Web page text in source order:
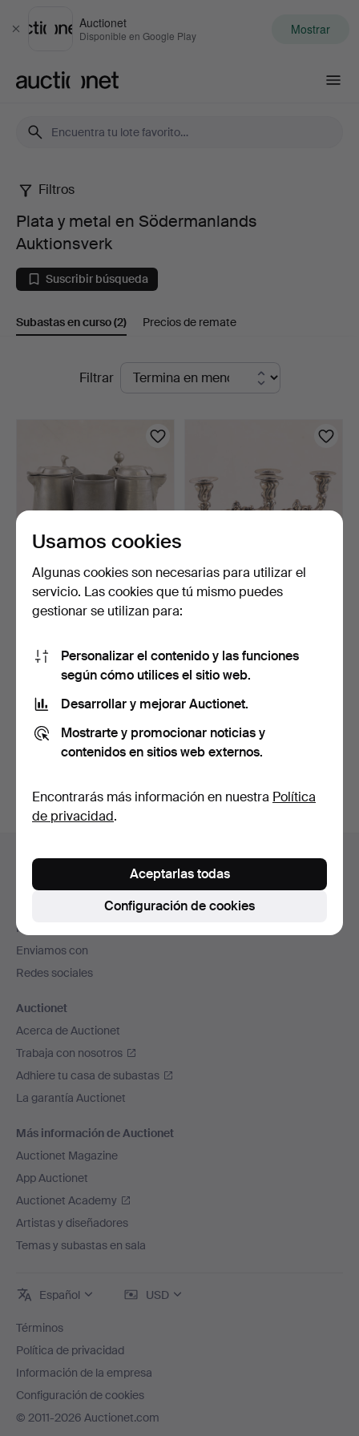
Cerrar
Auctionet
Disponible en Google Play Mostrar
Plata
metal
en
Auktionsverk
Filtros
Plata y metal en Södermanlands
Auktionsverk
Suscribir búsqueda
Subastas en curso(2) Precios de remate
SubastasFiltrar
JARRAS, 3 uds., peltre,
Suecia/Inglaterra,…
74 USD
CANDELEROS, un par,
69 USD
Suscribir búsqueda
También puedes buscar ennuestro archivo de
subastas concluidas.
en
de
página
Ayuda y contacto
Contacta con el servicio de atención al cliente
Todas las casas de subastas
Modos de pago
Enviamos con
Redes sociales
Auctionet
Acerca de Auctionet
Trabaja con nosotros
Adhiere tu casa de subastas
La garantía Auctionet
Más información de Auctionet
Auctionet Magazine
App Auctionet
Auctionet Academy
Artistas y diseñadores
Temas y subastas en sala
Español USD
Términos
Política de privacidad
Información de la empresa
Configuración de cookies
© 2011-2026 Auctionet.com
Usamos cookies
Algunas cookies son necesarias para utilizar el
servicio. Las cookies que tú mismo puedes
gestionar se utilizan para:
Personalizar el contenido y las funciones
según cómo utilices el sitio web.
Desarrollar y mejorar Auctionet.
Mostrarte y promocionar noticias y
contenidos en sitios web externos.
Encontrarás más información en nuestra Política
de privacidad.
Configuración de cookies
Aceptarlas todas